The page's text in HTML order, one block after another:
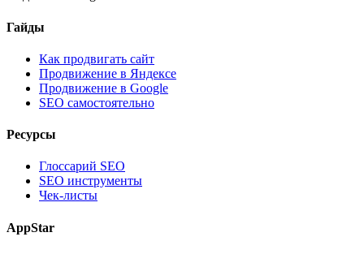
Гайды
Как продвигать сайт
Продвижение в Яндексе
Продвижение в Google
SEO самостоятельно
Ресурсы
Глоссарий SEO
SEO инструменты
Чек-листы
AppStar